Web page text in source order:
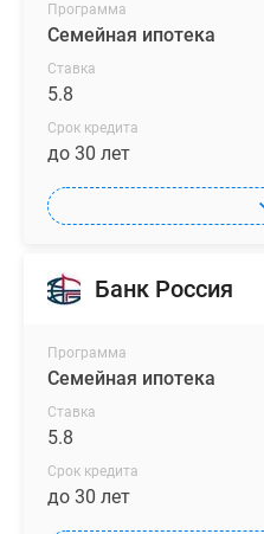
Программа
Семейная ипотека
Ставка
5.8
Срок кредита
до 30 лет
Банк Россия
Программа
Семейная ипотека
Ставка
5.8
Срок кредита
до 30 лет